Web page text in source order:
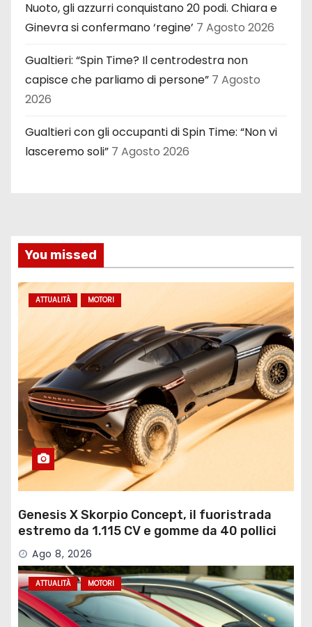
Nuoto, gli azzurri conquistano 20 podi. Chiara e
Ginevra si confermano ‘regine’ 7 Agosto 2026
Gualtieri: “Spin Time? Il centrodestra non
capisce che parliamo di persone” 7 Agosto
2026
Gualtieri con gli occupanti di Spin Time: “Non vi
lasceremo soli” 7 Agosto 2026
You missed
ATTUALITÀ MOTORI
Genesis X Skorpio Concept, il fuoristrada
estremo da 1.115 CV e gomme da 40 pollici
Ago 8, 2026
ATTUALITÀ MOTORI